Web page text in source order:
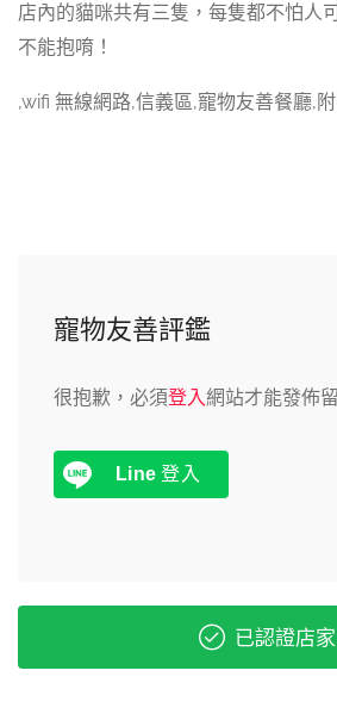
店內的貓咪共有三隻，每隻都不怕人
不能抱唷！
,wifi 無線網路,信義區,寵物友善餐廳,
寵物友善評鑑
很抱歉，必須登入網站才能發佈
Line 登入
已認證店家